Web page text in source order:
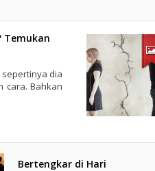
Temukan
dia
cara. Bahkan
Bertengkar di Hari